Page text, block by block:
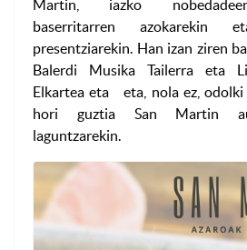
Martin, iazko
baserritarren azokarekin
presentziarekin. Han izan ziren
Balerdi Musika Tailerra eta
Elkartea eta eta, nola ez, odolki
hori guztia San Martin
laguntzarekin.